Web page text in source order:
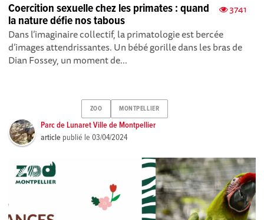
3741
Coercition sexuelle chez les primates : quand
la nature défie nos tabous
Dans l’imaginaire collectif, la primatologie est bercée
d’images attendrissantes. Un bébé gorille dans les bras de
Dian Fossey, un moment de...
ZOO MONTPELLIER
Parc de Lunaret Ville de Montpellier
article publié le03/04/2024